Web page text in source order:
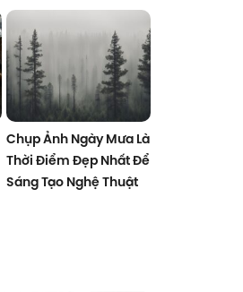
Chụp Ảnh Ngày Mưa Là
Thời Điểm Đẹp Nhất Để
Sáng Tạo Nghệ Thuật